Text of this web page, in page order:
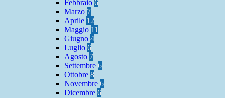
Febbraio 6
Marzo 7
Aprile 12
Maggio 11
Giugno 4
Luglio 6
Agosto 7
Settembre 6
Ottobre 8
Novembre 6
Dicembre 6